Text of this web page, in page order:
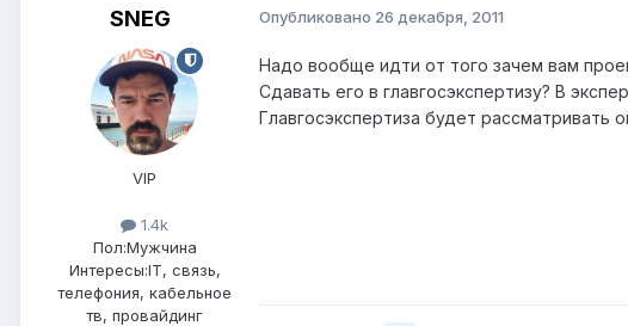
SNEG
VIP
1.4k
Пол:Мужчина
Интересы:IT, связь,
телефония, кабельное
тв, провайдинг
Опубликовано 26 декабря, 2011
Надо вообще идти от того зачем вам
Сдавать его в главгосэкспертизу? В
Главгосэкспертиза будет рассматривать